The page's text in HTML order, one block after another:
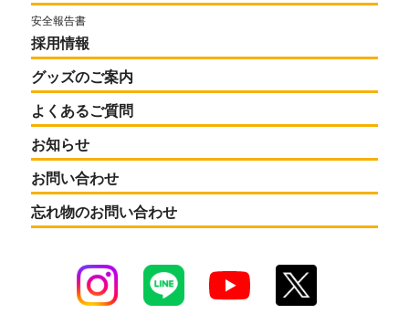
安全報告書
採用情報
グッズのご案内
よくあるご質問
お知らせ
お問い合わせ
忘れ物のお問い合わせ